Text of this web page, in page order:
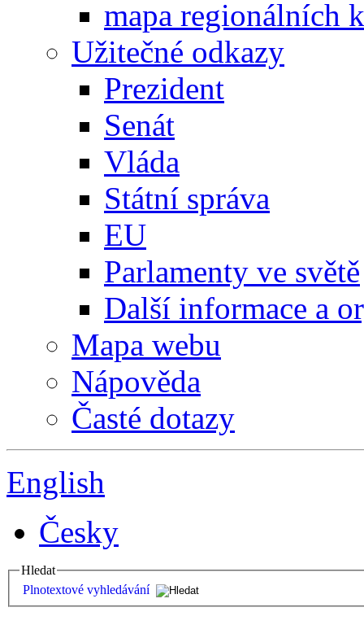
mapa regionálních
Užitečné odkazy
Prezident
Senát
Vláda
Státní správa
EU
Parlamenty ve světě
Další informace a
Mapa webu
Nápověda
Časté dotazy
English
Česky
Hledat
Plnotextové vyhledávání